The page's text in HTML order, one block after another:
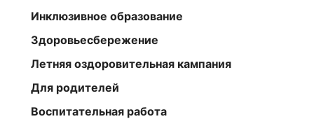
Инклюзивное образование
Здоровьесбережение
Летняя оздоровительная кампания
Для родителей
Воспитательная работа